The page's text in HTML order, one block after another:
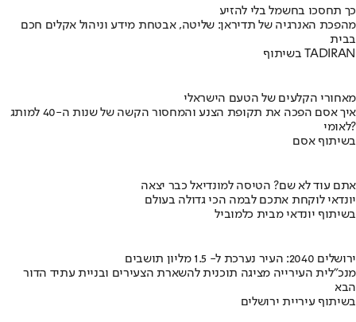
כך תחסכו בחשמל בלי להזיע
מהפכת האנרגיה של תדיראן: שליטה, אבטחת מידע וניהול אקלים חכם
בבית
בשיתוף TADIRAN
מאחורי הקלעים של הטעם הישראלי
איך אסם הפכה את תקופת הצנע והמחסור הקשה של שנות ה-40 למותג
לאומי?
בשיתוף אסם
אתם עוד לא שם? הטיסה למונדיאל כבר יצאה
יונדאי לוקחת אתכם לבמה הכי גדולה בעולם
בשיתוף יונדאי מבית כלמוביל
ירושלים 2040: העיר נערכת ל- 1.5 מליון תושבים
מנכ"לית העירייה מציגה תוכנית להשארת הצעירים ובניית עתיד הדור
הבא
בשיתוף עיריית ירושלים